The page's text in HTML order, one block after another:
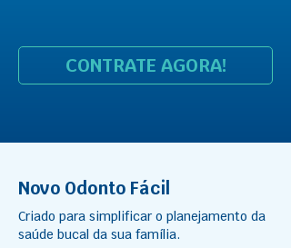
CONTRATE AGORA!
Novo Odonto Fácil
Criado para simplificar o planejamento da
saúde bucal da sua família.